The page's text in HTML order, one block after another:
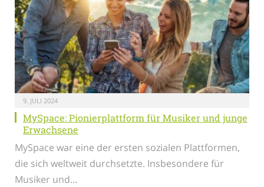
9. JULI 2024
MySpace: Pionierplattform für Musiker und junge
Erwachsene
MySpace war eine der ersten sozialen Plattformen,
die sich weltweit durchsetzte. Insbesondere für
Musiker und…